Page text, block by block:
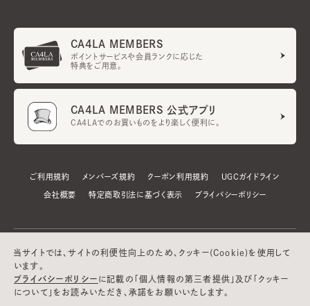
CA4LA MEMBERS
ポイントサービスや会員ランクに応じた
特典をご用意。
CA4LA MEMBERS 公式アプリ
CA4LAでのお買いものをより楽しく便利に。
ご利用規約 メンバーズ規約 クーポン利用規約 UGCガイドライン
会社概要 特定商取引法に基づく表示 プライバシーポリシー
当サイトでは、サイトの利便性向上のため、クッキー(Cookie)を使用して
います。
プライバシーポリシー に記載の「個人情報の第三者提供」及び「クッキー
について」をお読みいただき、承諾をお願いいたします。